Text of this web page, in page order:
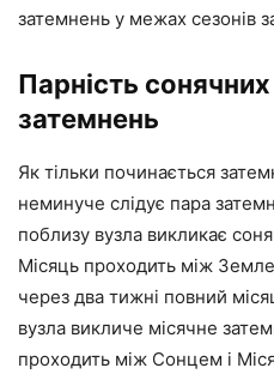
затемнень у межах сезонів
Парність
затемнень
Як тільки починається
неминуче слідує пара
поблизу вузла викликає
Місяць проходить між
через два тижні повний
вузла викличе місячне
проходить між Сонцем і